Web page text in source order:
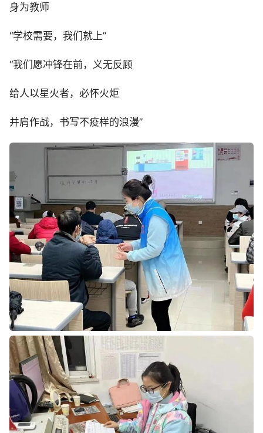
身为教师
“学校需要，我们就上”
“我们愿冲锋在前，义无反顾
给人以星火者，必怀火炬
并肩作战，书写不疫样的浪漫”